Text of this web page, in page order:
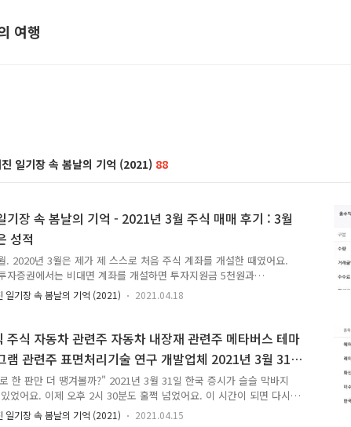
여행
일기장 속 봄날의 기억 (2021) 88
기장 속 봄날의 기억 - 2021년 3월 주식 매매 후기 : 3월
성적
. 2020년 3월은 제가 제 스스로 처음 주식 계좌를 개설한 때였어요.
자증권에서는 비대면 계좌를 개설하면 투자지원금 5천원과
종목 주식 1주를 주는 이벤트를 하고 있었어요. 처음 시작은 오직 이
원과 주식 1주 받아보자는 목적이었어요. 이때 받은 주식이 바로 코스
리바트 주식이 되었어요. 코스피 079430 현대리바트 주식은 최초로
찍어본 주식이 되었고, 더 웃긴 점은 이후 KOSPI200 종목에서 제
점이었어요. 나는 그때를 잊을 수 없다. 내 인생 최초로 직접 매수한
스피 252670 KODEX 200선물인버스2X 바..
일기장 속 봄날의 기억 (2021) 2021.04.18
주식 자동차 관련주 자동차 내장재 관련주 메타버스 테마
램 관련주 표면처리기술 연구 개발업체 2021년 3월 31일
성공
한 판만 더 땡겨볼까?" 2021년 3월 31일 한국 증시가 슬슬 막바지
었어요. 이제 오후 2시 30분도 훌쩍 넘었어요. 이 시간이 되면 다시
를 되찾아요. 마지막 활기에요. 이때부터 종가 배팅하려는 사람들이
일기장 속 봄날의 기억 (2021) 2021.04.15